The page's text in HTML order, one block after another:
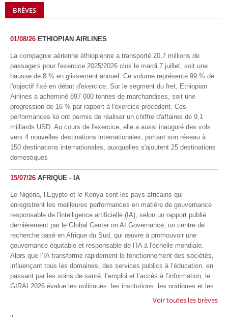
BRÈVES
01/08/26 ETHIOPIAN AIRLINES
La compagnie aérienne éthiopienne a transporté 20,7 millions de
passagers pour l'exercice 2025/2026 clos le mardi 7 juillet, soit une
hausse de 8 % en glissement annuel. Ce volume représente 99 % de
l'objectif fixé en début d'exercice. Sur le segment du fret, Ethiopian
Airlines a acheminé 897 000 tonnes de marchandises, soit une
progression de 16 % par rapport à l'exercice précédent. Ces
performances lui ont permis de réaliser un chiffre d'affaires de 9,1
milliards USD. Au cours de l'exercice, elle a aussi inauguré des vols
vers 4 nouvelles destinations internationales, portant son réseau à
150 destinations internationales, auxquelles s'ajoutent 25 destinations
domestiques
15/07/26 AFRIQUE - IA
Le Nigeria, l’Egypte et le Kenya sont les pays africains qui
enregistrent les meilleures performances en matière de gouvernance
responsable de l'intelligence artificielle (IA), selon un rapport publié
dernièrement par le Global Center on AI Governance, un centre de
recherche basé en Afrique du Sud, qui œuvre à promouvoir une
gouvernance équitable et responsable de l’IA à l'échelle mondiale.
Alors que l’IA transforme rapidement le fonctionnement des sociétés,
influençant tous les domaines, des services publics à l’éducation, en
passant par les soins de santé, l’emploi et l’accès à l’information, le
GIRAI 2026 évalue les politiques, les institutions, les pratiques et les
conditions générales de gouvernance qui favorisent un déploiement
technologie.
Voir toutes les brèves
"